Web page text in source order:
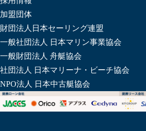
加盟団体
財団法人日本セーリング連盟
一般社団法人 日本マリン事業協会
一般財団法人 舟艇協会
社団法人 日本マリーナ・ビーチ協会
NPO法人 日本中古艇協会